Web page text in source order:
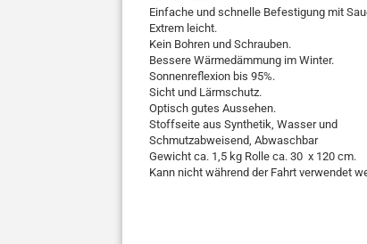
Einfache und schnelle Befestigung mit
Extrem leicht.
Kein Bohren und Schrauben.
Bessere Wärmedämmung im Winter.
Sonnenreflexion bis 95%.
Sicht und Lärmschutz.
Optisch gutes Aussehen.
Stoffseite aus Synthetik, Wasser und
Schmutzabweisend, Abwaschbar
Gewicht ca. 1,5 kg Rolle ca. 30 x 120 cm.
Kann nicht während der Fahrt verwendet